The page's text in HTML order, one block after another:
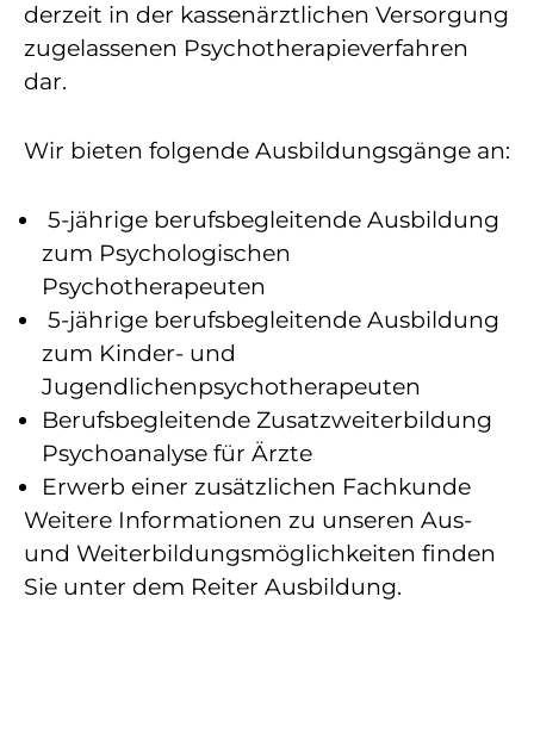
derzeit in der kassenärztlichen Versorgung
zugelassenen Psychotherapieverfahren
dar.
Wir bieten folgende Ausbildungsgänge an:
5-jährige berufsbegleitende Ausbildung
zum Psychologischen
Psychotherapeuten
5-jährige berufsbegleitende Ausbildung
zum Kinder- und
Jugendlichenpsychotherapeuten
Berufsbegleitende Zusatzweiterbildung
Psychoanalyse für Ärzte
Erwerb einer zusätzlichen Fachkunde
Weitere Informationen zu unseren Aus-
und Weiterbildungsmöglichkeiten finden
Sie unter dem Reiter Ausbildung.